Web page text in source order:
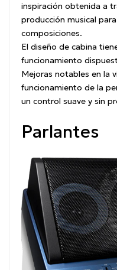
inspiración obtenida a
producción musical
composiciones.
El diseño de cabina
funcionamiento
Mejoras notables en la
funcionamiento de la
un control suave y sin
Parlantes